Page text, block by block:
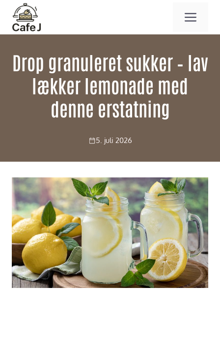
indhold
Drop granuleret sukker – lav
lækker lemonade med
denne erstatning
5. juli 2026